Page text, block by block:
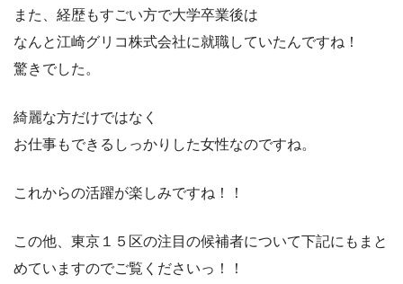
また、経歴もすごい方で大学卒業後は
なんと江崎グリコ株式会社に就職していたんですね！
驚きでした。
綺麗な方だけではなく
お仕事もできるしっかりした女性なのですね。
これからの活躍が楽しみですね！！
この他、東京１５区の注目の候補者について下記にもまと
めていますのでご覧くださいっ！！